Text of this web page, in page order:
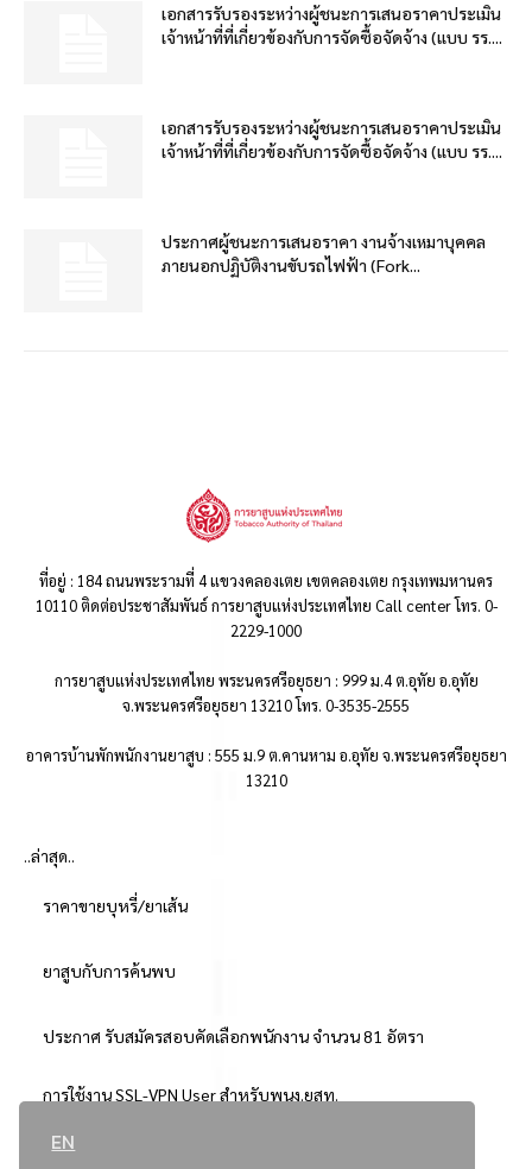
EN
เอกสารรับรองระหว่างผู้ชนะการเสนอราคาประเมิน
เจ้าหน้าที่ที่เกี่ยวข้องกับการจัดซื้อจัดจ้าง (แบบ รร....
เอกสารรับรองระหว่างผู้ชนะการเสนอราคาประเมิน
เจ้าหน้าที่ที่เกี่ยวข้องกับการจัดซื้อจัดจ้าง (แบบ รร....
ประกาศผู้ชนะการเสนอราคา งานจ้างเหมาบุคคล
ภายนอกปฏิบัติงานขับรถไฟฟ้า (Fork...
ที่อยู่ : 184 ถนนพระรามที่ 4 แขวงคลองเตย เขตคลองเตย กรุงเทพมหานคร
10110 ติดต่อประชาสัมพันธ์ การยาสูบแห่งประเทศไทย Call center โทร. 0-
2229-1000
การยาสูบแห่งประเทศไทย พระนครศรีอยุธยา : 999 ม.4 ต.อุทัย อ.อุทัย
จ.พระนครศรีอยุธยา 13210 โทร. 0-3535-2555
อาคารบ้านพักพนักงานยาสูบ : 555 ม.9 ต.คานหาม อ.อุทัย จ.พระนครศรีอยุธยา
13210
..ล่าสุด..
ราคาขายบุหรี่/ยาเส้น
ยาสูบกับการค้นพบ
ประกาศ รับสมัครสอบคัดเลือกพนักงาน จำนวน 81 อัตรา
การใช้งาน SSL-VPN User สำหรับพนง.ยสท.
..ยอดนิยม..